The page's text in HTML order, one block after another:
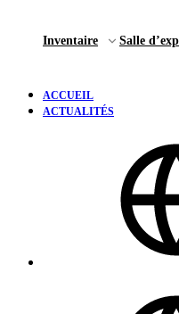
Inventaire Salle
ACCUEIL
ACTUALITÉS